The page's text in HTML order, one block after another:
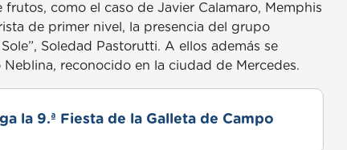
como el caso de Javier Calamaro, Memphis
de primer nivel, la presencia del grupo
Soledad Pastorutti. A ellos además se
reconocido en la ciudad de Mercedes.
la 9.ª Fiesta de la Galleta de Campo